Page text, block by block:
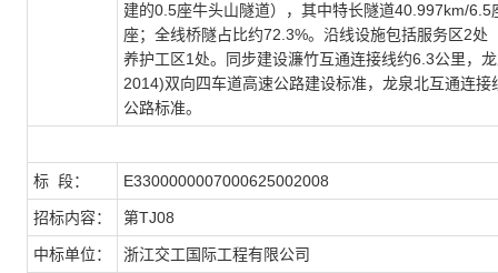
建的0.5座牛头山隧道），其中特长隧道40.997km/
座；全线桥隧占比约72.3%。沿线设施包括服务区2
养护工区1处。同步建设濂竹互通连接线约6.3公里，
2014)双向四车道高速公路建设标准，龙泉北互通连
公路标准。
标 段： E3300000007000625002008
招标内容： 第TJ08
中标单位： 浙江交工国际工程有限公司